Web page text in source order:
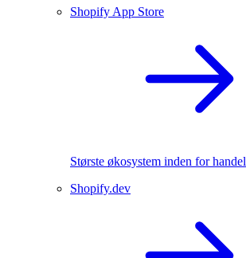
Shopify App Store
Største økosystem inden for handel
Shopify.dev